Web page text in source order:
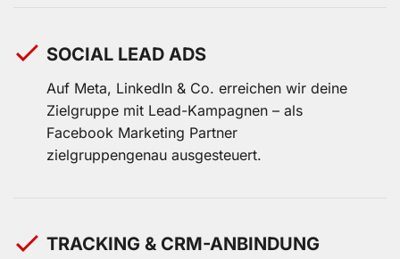
SOCIAL LEAD ADS
Auf Meta, LinkedIn & Co. erreichen wir deine
Zielgruppe mit Lead-Kampagnen – als
Facebook Marketing Partner
zielgruppengenau ausgesteuert.
TRACKING & CRM-ANBINDUNG